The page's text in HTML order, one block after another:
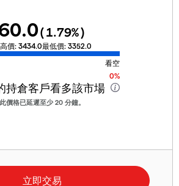
(1.79%)
價: 3434.0最低價: 3352.0
看空
0%
持倉客戶看多該市場
此價格已延遲至少 20 分鐘。